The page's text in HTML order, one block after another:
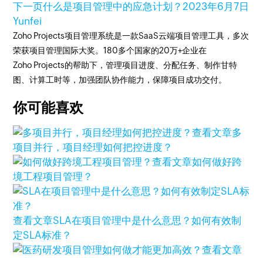
下一页什么是项目管理中的应急计划？2023年6月7日
Yunfei
Zoho Projects项目管理系统是一款SaaS云端项目管理工具，多次
荣获项目管理国际大奖。180多个国家的20万+企业在
Zoho Projects的帮助下，管理项目进度、分配任务、制作甘特
图、计算工时等，加强团队协作能力，保障项目成功交付。
你可能喜欢
查看文章多
项目并行，项目经理如何把控进度？
查看文章如何做好跨
境工程项目管理？
查看文章SLA在项目管理中是什么意思？如何有效制
定SLA标准？
查看文章